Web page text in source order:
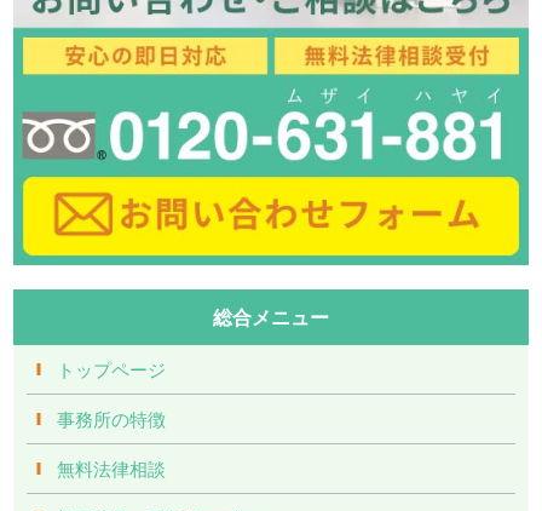
総合メニュー
トップページ
事務所の特徴
無料法律相談